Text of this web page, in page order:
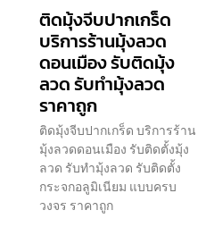
ติดมุ้งจีบปากเกร็ด
บริการร้านมุ้งลวด
ดอนเมือง รับติดมุ้ง
ลวด รับทำมุ้งลวด
ราคาถูก
ติดมุ้งจีบปากเกร็ด บริการร้าน
มุ้งลวดดอนเมือง รับติดตั้งมุ้ง
ลวด รับทำมุ้งลวด รับติดตั้ง
กระจกอลูมิเนียม แบบครบ
วงจร ราคาถูก